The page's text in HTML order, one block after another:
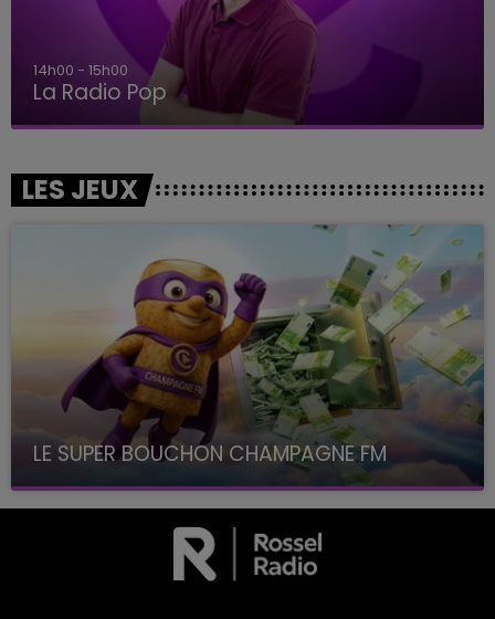
15h00 - 19h00
Le Club Champagne FM
LES JEUX
LE SUPER BOUCHON CHAMPAGNE FM
avec La Famille Champagne FM, à 8H10